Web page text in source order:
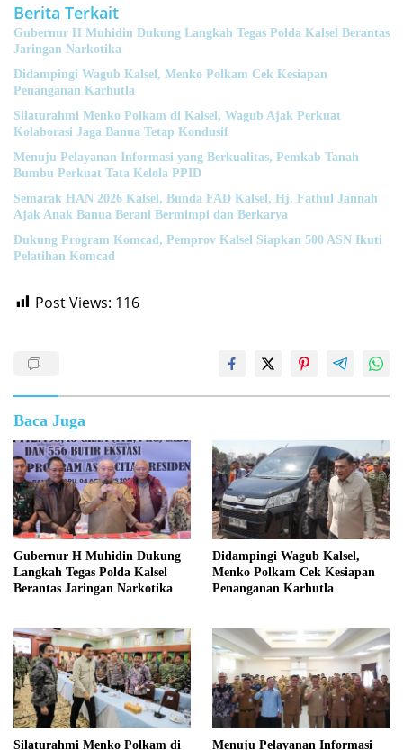
Berita Terkait
Gubernur H Muhidin Dukung Langkah Tegas Polda Kalsel Berantas
Jaringan Narkotika
Didampingi Wagub Kalsel, Menko Polkam Cek Kesiapan
Penanganan Karhutla
Silaturahmi Menko Polkam di Kalsel, Wagub Ajak Perkuat
Kolaborasi Jaga Banua Tetap Kondusif
Menuju Pelayanan Informasi yang Berkualitas, Pemkab Tanah
Bumbu Perkuat Tata Kelola PPID
Semarak HAN 2026 Kalsel, Bunda FAD Kalsel, Hj. Fathul Jannah
Ajak Anak Banua Berani Bermimpi dan Berkarya
Dukung Program Komcad, Pemprov Kalsel Siapkan 500 ASN Ikuti
Pelatihan Komcad
Post Views: 116
Baca Juga
Gubernur H Muhidin Dukung
Langkah Tegas Polda Kalsel
Berantas Jaringan Narkotika
Didampingi Wagub Kalsel,
Menko Polkam Cek Kesiapan
Penanganan Karhutla
Silaturahmi Menko Polkam di
Menuju Pelayanan Informasi